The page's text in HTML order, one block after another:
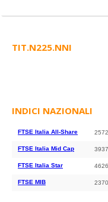
TIT.N225.NNI
INDICI NAZIONALI
FTSE Italia All-Share
FTSE Italia Mid Cap
FTSE Italia Star
FTSE MIB